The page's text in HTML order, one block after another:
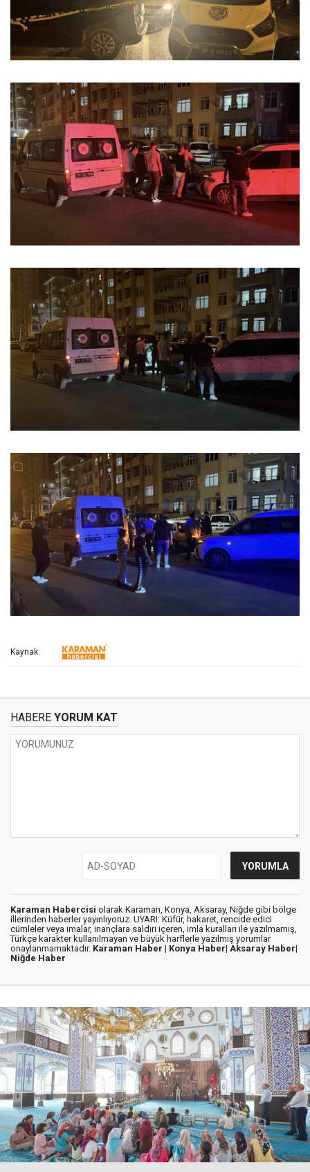
Kaynak:
HABERE YORUM KAT
Karaman Habercisi olarak Karaman, Konya, Aksaray, Niğde gibi bölge
illerinden haberler yayınlıyoruz. UYARI: Küfür, hakaret, rencide edici
cümleler veya imalar, inançlara saldırı içeren, imla kuralları ile yazılmamış,
Türkçe karakter kullanılmayan ve büyük harflerle yazılmış yorumlar
onaylanmamaktadır. Karaman Haber | Konya Haber| Aksaray Haber|
Niğde Haber